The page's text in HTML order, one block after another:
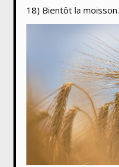
18) Bientôt la moisson.